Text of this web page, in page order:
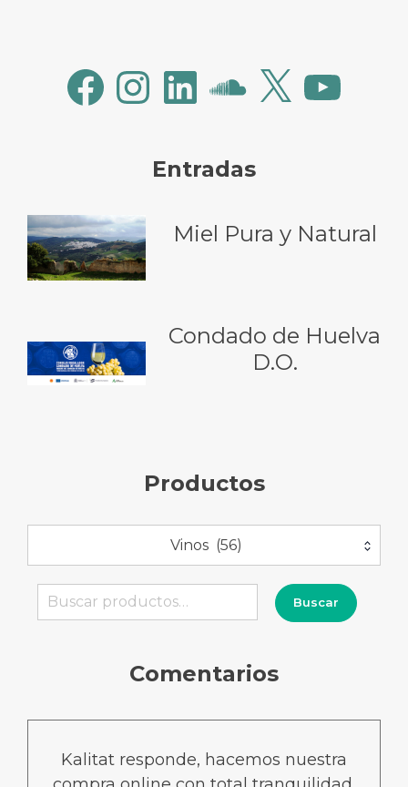
FacebookInstagramLinkedInSoundCloud
X YouTube
Entradas
Miel Pura y Natural
Condado de Huelva
D.O.
Productos
Vinos (56)
Buscar
Buscar
Comentarios
Kalitat responde, hacemos nuestra